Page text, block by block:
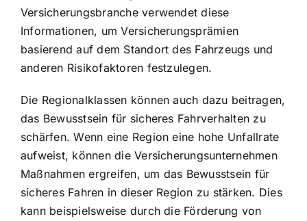
Versicherungsbranche verwendet diese
Informationen, um Versicherungsprämien
basierend auf dem Standort des Fahrzeugs und
anderen Risikofaktoren festzulegen.
Die Regionalklassen können auch dazu beitragen,
das Bewusstsein für sicheres Fahrverhalten zu
schärfen. Wenn eine Region eine hohe Unfallrate
aufweist, können die Versicherungsunternehmen
Maßnahmen ergreifen, um das Bewusstsein für
sicheres Fahren in dieser Region zu stärken. Dies
kann beispielsweise durch die Förderung von